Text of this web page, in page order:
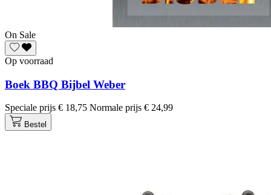
On Sale
Op voorraad
Boek BBQ Bijbel Weber
Speciale prijs € 18,75 Normale prijs € 24,99
Bestel